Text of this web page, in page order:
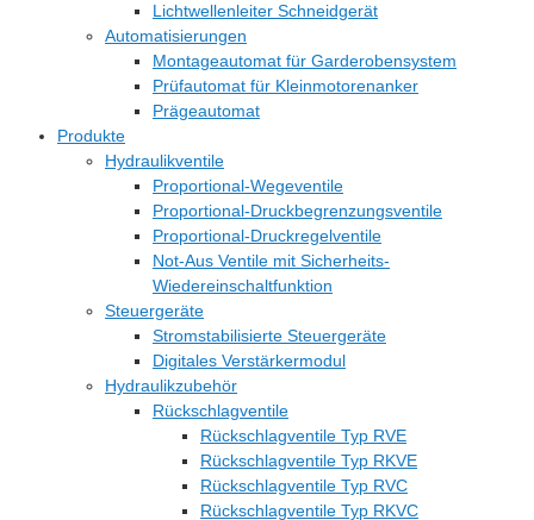
Lichtwellenleiter Schneidgerät
Automatisierungen
Montageautomat für Garderobensystem
Prüfautomat für Kleinmotorenanker
Prägeautomat
Produkte
Hydraulikventile
Proportional-Wegeventile
Proportional-Druckbegrenzungsventile
Proportional-Druckregelventile
Not-Aus Ventile mit Sicherheits-
Wiedereinschaltfunktion
Steuergeräte
Stromstabilisierte Steuergeräte
Digitales Verstärkermodul
Hydraulikzubehör
Rückschlagventile
Rückschlagventile Typ RVE
Rückschlagventile Typ RKVE
Rückschlagventile Typ RVC
Rückschlagventile Typ RKVC